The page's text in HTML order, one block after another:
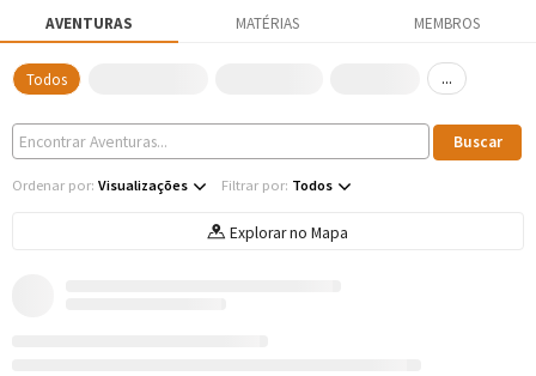
AVENTURAS MATÉRIAS MEMBROS
Todos ...
Ordenar por: Visualizações Filtrar por: Todos
Explorar no Mapa